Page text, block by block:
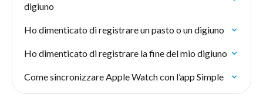
digiuno
Ho dimenticato di registrare un pasto o un digiuno
Ho dimenticato di registrare la fine del mio digiuno
Come sincronizzare Apple Watch con l’app Simple